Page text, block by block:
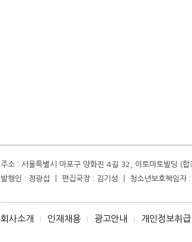
주소 : 서울특별시 마포구 양화진 4길 32, 이토마토빌딩 (
발행인 : 정광섭 ㅣ 편집국장 : 김기성 ㅣ 청소년보호책
회사소개 I 인재채용 I 광고안내 I 개인정보취급